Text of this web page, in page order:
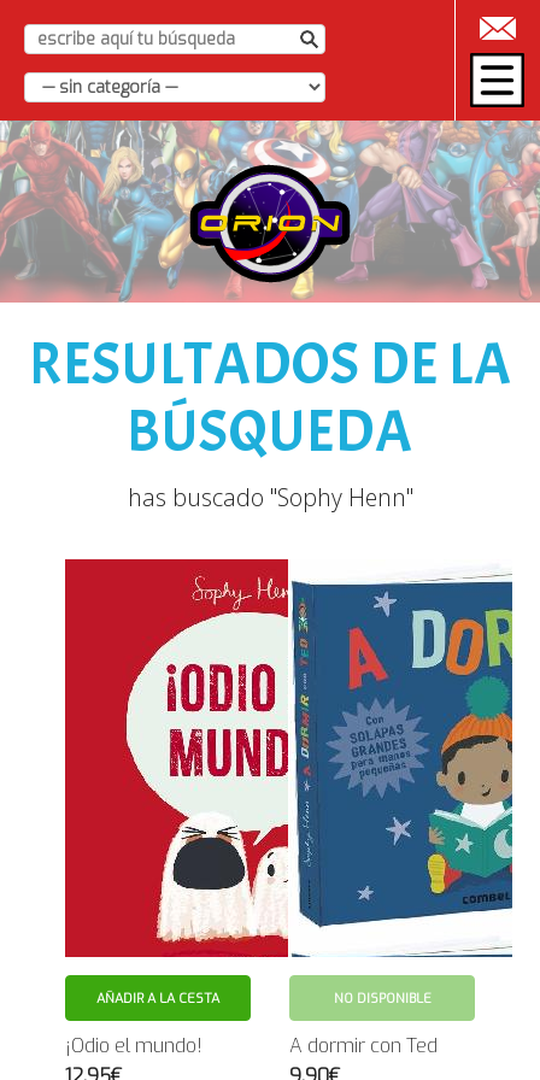
|
RESULTADOS DE LA
BÚSQUEDA
has buscado "Sophy Henn"
AÑADIR A LA CESTA
¡Odio el mundo!
NO DISPONIBLE
A dormir con Ted